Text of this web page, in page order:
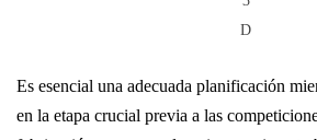
D
Es esencial una adecuada planificación
en la etapa crucial previa a las